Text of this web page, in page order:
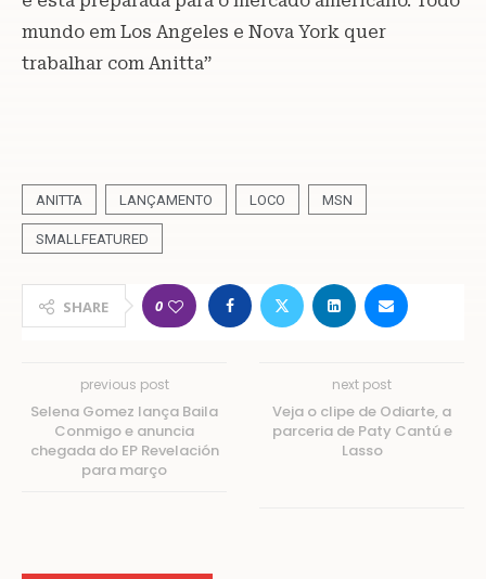
mundo em Los Angeles e Nova York quer
trabalhar com Anitta”
ANITTA LANÇAMENTO LOCO MSN
SMALLFEATURED
SHARE 0
previous post
Selena Gomez lança Baila
Conmigo e anuncia
chegada do EP Revelación
para março
next post
Veja o clipe de Odiarte, a
parceria de Paty Cantú e
Lasso